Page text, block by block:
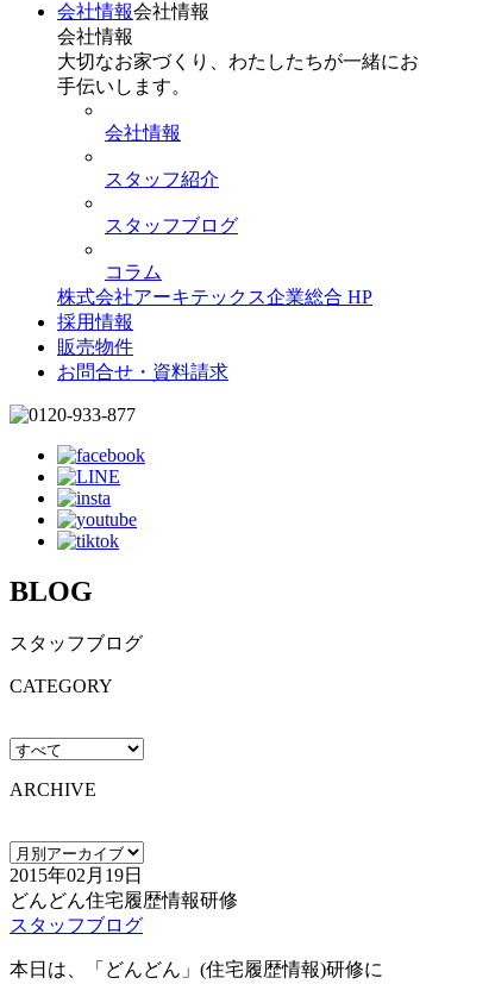
会社情報会社情報
会社情報
大切なお家づくり、わたしたちが一緒にお
手伝いします。
会社情報
スタッフ紹介
スタッフブログ
コラム
株式会社アーキテックス企業総合 HP
採用情報
販売物件
お問合せ・資料請求
BLOG
スタッフブログ
CATEGORY
ARCHIVE
2015年02月19日
どんどん住宅履歴情報研修
スタッフブログ
本日は、「どんどん」(住宅履歴情報)研修に